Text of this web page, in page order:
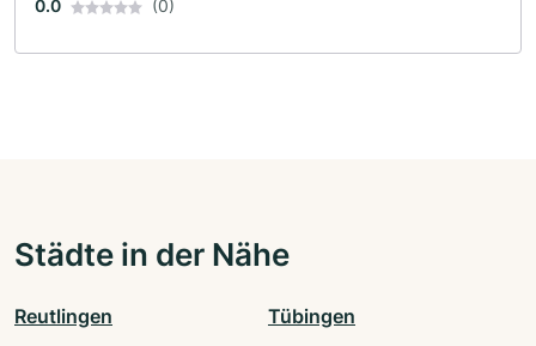
0.0 (0)
Städte in der Nähe
Reutlingen Tübingen